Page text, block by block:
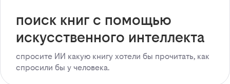
поиск книг с помощью
искусственного интеллекта
спросите ИИ какую книгу хотели бы прочитать, как
спросили бы у человека.